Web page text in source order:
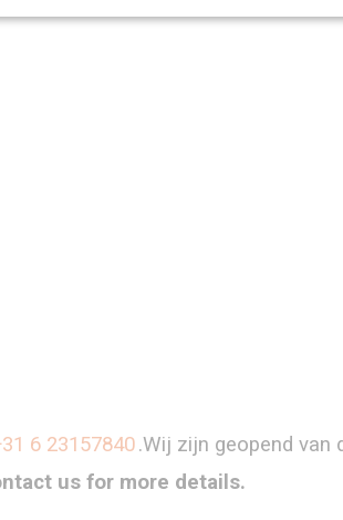
6 23157840.Wij zijn geopend van
us for more details.